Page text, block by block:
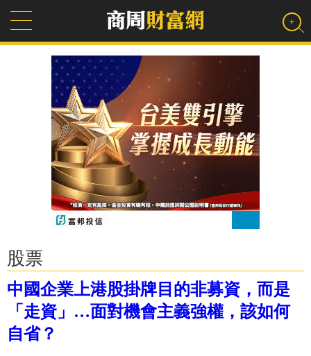
股票
中國企業上港股掛牌目的非募資，而是
「走資」…面對機會主義強權，該如何
自省？